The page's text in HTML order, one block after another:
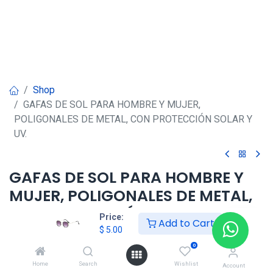
Price:
$ 5.00 Add to Cart
Home Search
0
Wishlist Account
Shop
GAFAS DE SOL PARA HOMBRE Y MUJER,
POLIGONALES DE METAL, CON PROTECCIÓN SOLAR Y
UV.
GAFAS DE SOL PARA HOMBRE Y
MUJER, POLIGONALES DE METAL,
CON PROTECCIÓN SOLAR Y UV.